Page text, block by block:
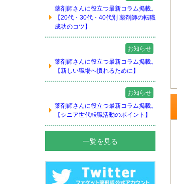
薬剤師さんに役立つ最新コラム掲載。
【20代・30代・40代別 薬剤師の転職
成功のコツ】
お知らせ
薬剤師さんに役立つ最新コラム掲載。
【新しい職場へ慣れるために】
お知らせ
薬剤師さんに役立つ最新コラム掲載。
【シニア世代転職活動のポイント】
一覧を見る